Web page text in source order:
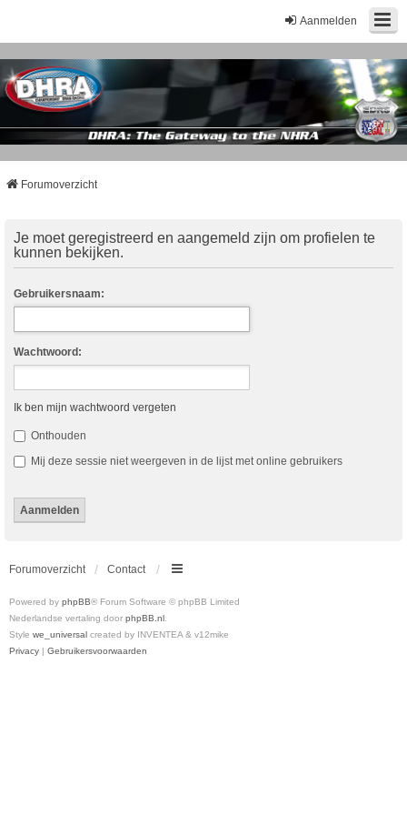
Aanmelden
Forumoverzicht
Je moet geregistreerd en aangemeld zijn om profielen te
kunnen bekijken.
Gebruikersnaam:
Wachtwoord:
Ik ben mijn wachtwoord vergeten
Onthouden
Mij deze sessie niet weergeven in de lijst met online gebruikers
Forumoverzicht Contact
Powered by phpBB® Forum Software © phpBB Limited
Nederlandse vertaling door phpBB.nl
Style we_universal created by INVENTEA & v12mike
Privacy | Gebruikersvoorwaarden